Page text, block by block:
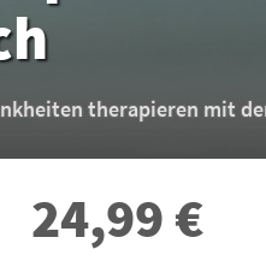
therapieren mit
24,99€